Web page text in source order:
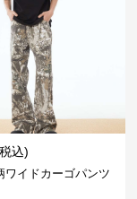
込)
ワイドカーゴパンツ